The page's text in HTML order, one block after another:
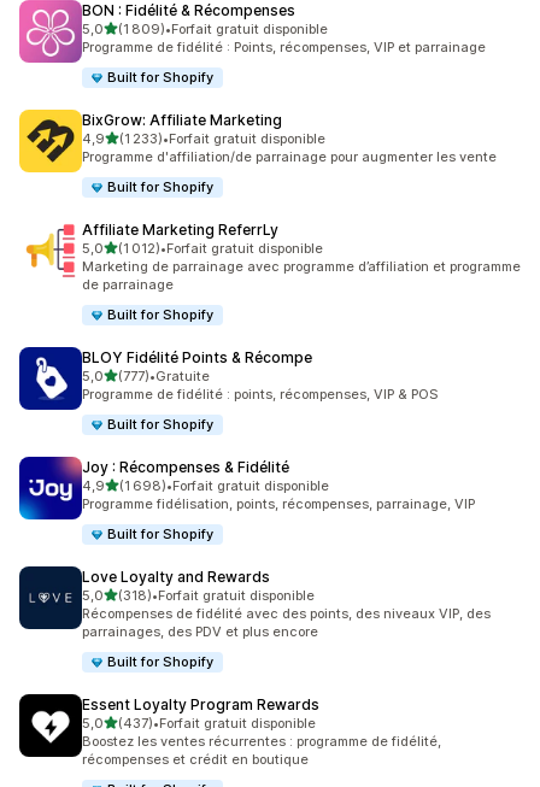
BON : Fidélité & Récompenses
5,0étoile(s) sur 5
(1 809)
1809 avis au total
•Forfait gratuit disponible
Programme de fidélité : Points, récompenses, VIP et parrainage
Built for Shopify
BixGrow: Affiliate Marketing
4,9étoile(s) sur 5
(1 233)
1233 avis au total
•Forfait gratuit disponible
Programme d'affiliation/de parrainage pour augmenter les vente
Built for Shopify
Affiliate Marketing ReferrLy
5,0étoile(s) sur 5
(1 012)
1012 avis au total
•Forfait gratuit disponible
Marketing de parrainage avec programme d’affiliation et programme
de parrainage
Built for Shopify
BLOY Fidélité Points & Récompe
5,0étoile(s) sur 5
(777)
777 avis au total
•Gratuite
Programme de fidélité : points, récompenses, VIP & POS
Built for Shopify
Joy : Récompenses & Fidélité
4,9étoile(s) sur 5
(1 698)
1698 avis au total
•Forfait gratuit disponible
Programme fidélisation, points, récompenses, parrainage, VIP
Built for Shopify
Love Loyalty and Rewards
5,0étoile(s) sur 5
(318)
318 avis au total
•Forfait gratuit disponible
Récompenses de fidélité avec des points, des niveaux VIP, des
parrainages, des PDV et plus encore
Built for Shopify
Essent Loyalty Program Rewards
5,0étoile(s) sur 5
(437)
437 avis au total
•Forfait gratuit disponible
Boostez les ventes récurrentes : programme de fidélité,
récompenses et crédit en boutique